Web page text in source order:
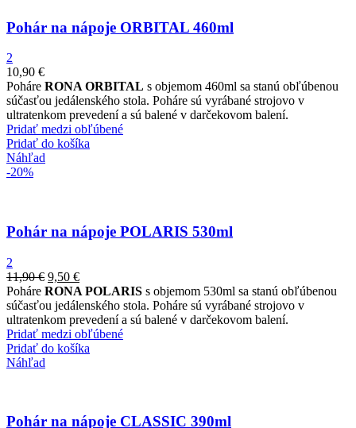
Pohár na nápoje ORBITAL 460ml
2
10,90 €
Poháre RONA ORBITAL s objemom 460ml sa stanú obľúbenou
súčasťou jedálenského stola. Poháre sú vyrábané strojovo v
ultratenkom prevedení a sú balené v darčekovom balení.
Pridať medzi obľúbené
Pridať do košíka
Náhľad
-20%
Pohár na nápoje POLARIS 530ml
2
11,90€ 9,50 €
Poháre RONA POLARIS s objemom 530ml sa stanú obľúbenou
súčasťou jedálenského stola. Poháre sú vyrábané strojovo v
ultratenkom prevedení a sú balené v darčekovom balení.
Pridať medzi obľúbené
Pridať do košíka
Náhľad
Pohár na nápoje CLASSIC 390ml